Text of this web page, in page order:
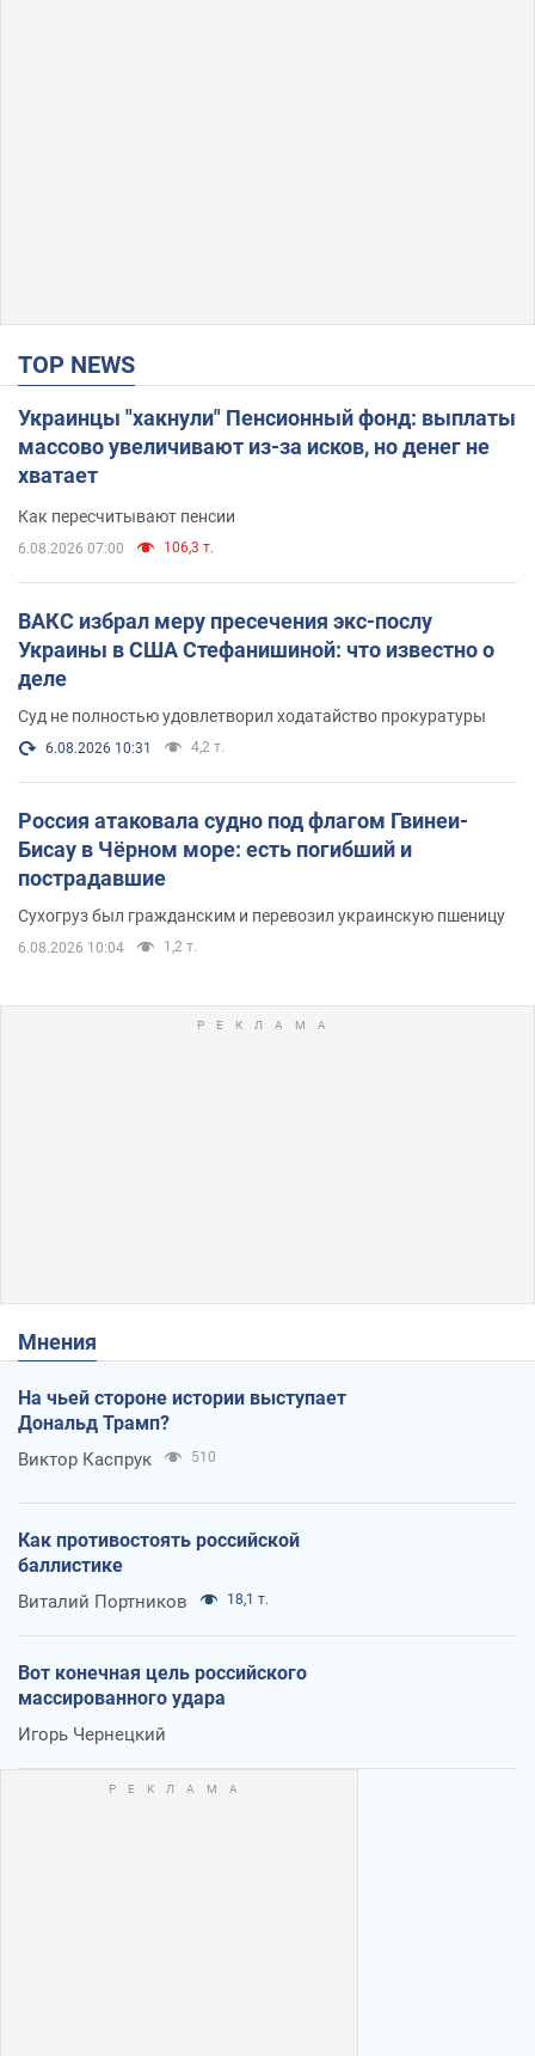
TOP NEWS
Украинцы "хакнули" Пенсионный фонд: выплаты
массово увеличивают из-за исков, но денег не
хватает
Как пересчитывают пенсии
6.08.2026 07:00 106,3 т.
ВАКС избрал меру пресечения экс-послу
Украины в США Стефанишиной: что известно о
деле
Суд не полностью удовлетворил ходатайство прокуратуры
6.08.2026 10:31 4,2 т.
Россия атаковала судно под флагом Гвинеи-
Бисау в Чёрном море: есть погибший и
пострадавшие
Сухогруз был гражданским и перевозил украинскую пшеницу
6.08.2026 10:04 1,2 т.
Мнения
На чьей стороне истории выступает
Дональд Трамп?
Виктор Каспрук 510
Как противостоять российской
баллистике
Виталий Портников 18,1 т.
Вот конечная цель российского
массированного удара
Игорь Чернецкий